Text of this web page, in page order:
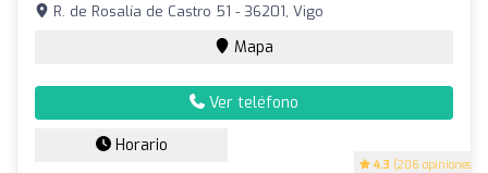
4.3 (206 opiniones)
R. de Rosalía de Castro 51 - 36201, Vigo
Mapa
Ver teléfono
Horario